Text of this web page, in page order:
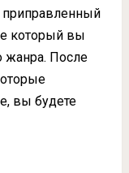
который вы
жанра. После
вы будете